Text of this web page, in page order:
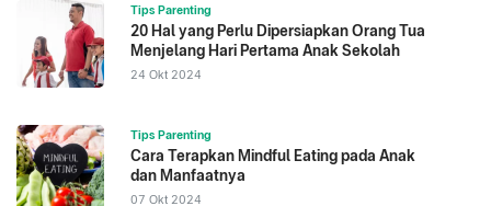
Tips Parenting
20 Hal yang Perlu Dipersiapkan Orang Tua
Menjelang Hari Pertama Anak Sekolah
24 Okt 2024
Tips Parenting
Cara Terapkan Mindful Eating pada Anak
dan Manfaatnya
07 Okt 2024